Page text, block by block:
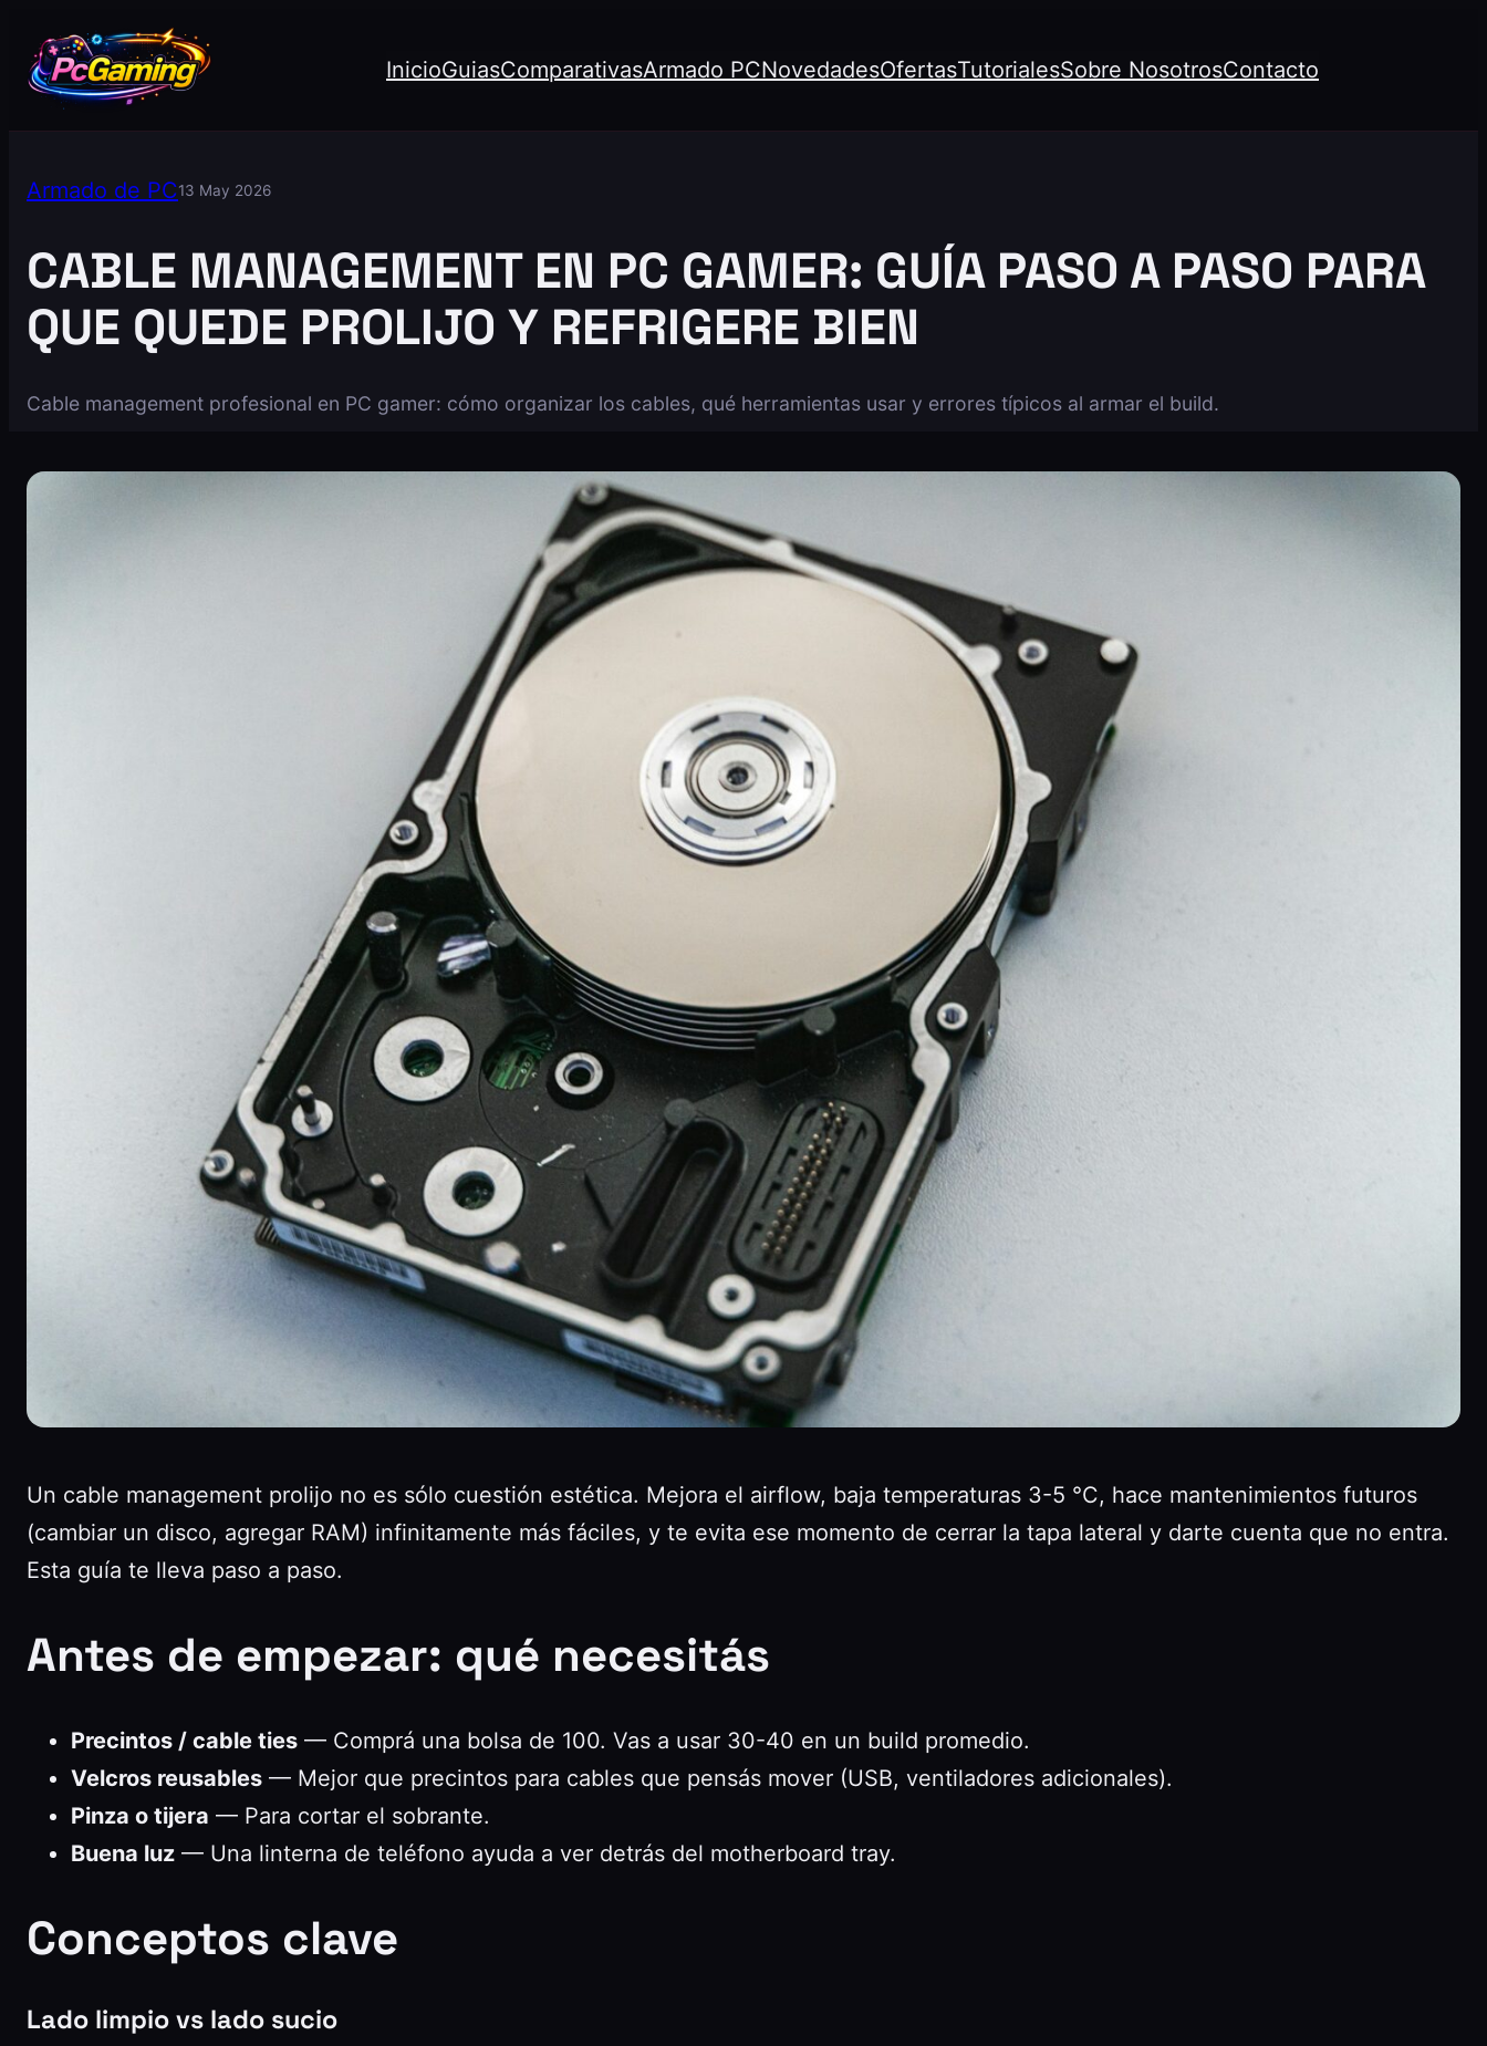
InicioGuiasComparativasArmado PCNovedadesOfertasTutorialesSobre NosotrosContacto
Armado de PC13 May 2026
CABLE MANAGEMENT EN PC GAMER: GUÍA PASO A PASO PARA
QUE QUEDE PROLIJO Y REFRIGERE BIEN
Cable management profesional en PC gamer: cómo organizar los cables, qué herramientas usar y errores típicos al armar el build.
Un cable management prolijo no es sólo cuestión estética. Mejora el airflow, baja temperaturas 3-5 °C, hace mantenimientos futuros
(cambiar un disco, agregar RAM) infinitamente más fáciles, y te evita ese momento de cerrar la tapa lateral y darte cuenta que no entra.
Esta guía te lleva paso a paso.
Antes de empezar: qué necesitás
Precintos / cable ties — Comprá una bolsa de 100. Vas a usar 30-40 en un build promedio.
Velcros reusables — Mejor que precintos para cables que pensás mover (USB, ventiladores adicionales).
Pinza o tijera — Para cortar el sobrante.
Buena luz — Una linterna de teléfono ayuda a ver detrás del motherboard tray.
Conceptos clave
Lado limpio vs lado sucio